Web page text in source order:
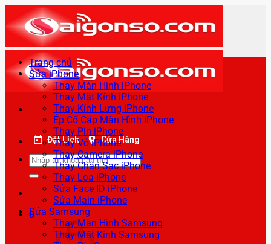
qua
nội
dung
Đặt Lịch Cửa Hàng
Tìm
kiếm:
0
Trang chủ
Sửa iPhone
Thay Màn Hình iPhone
Thay Mặt Kính iPhone
Thay Kính Lưng iPhone
Ép Cổ Cáp Màn Hình iPhone
Thay Pin iPhone
Thay Vỏ iPhone
Thay Camera iPhone
Thay Chân Sạc iPhone
Thay Loa iPhone
Sửa Face ID iPhone
Sửa Main iPhone
Sửa Samsung
Thay Màn Hình Samsung
Thay Mặt Kính Samsung